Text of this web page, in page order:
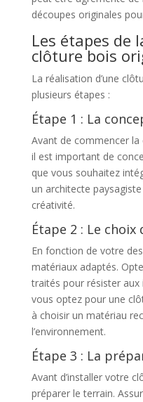
découpes originales
Les étapes de
clôture bois
La réalisation d’une
plusieurs étapes :
Étape 1 : La
Avant de commencer
il est important de
que vous souhaitez
un architecte
créativité.
Étape 2 : Le
En fonction de votre
matériaux adaptés.
traités pour résister aux
vous optez pour une
à choisir un matériau
l’environnement.
Étape 3 : La
Avant d’installer votre
préparer le terrain.